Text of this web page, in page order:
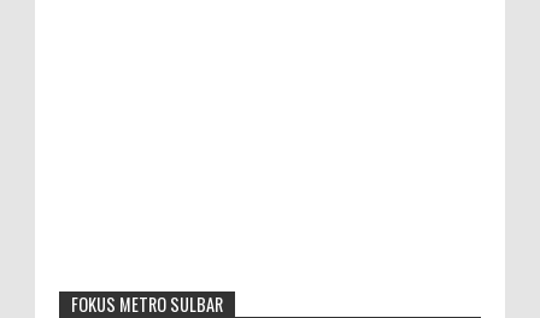
FOKUS METRO SULBAR